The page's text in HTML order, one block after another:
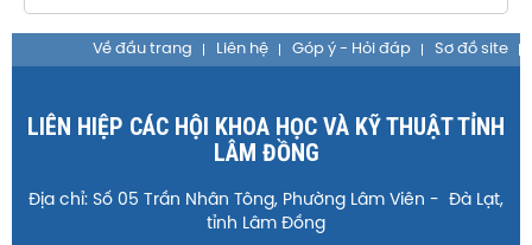
Về đầu trang Liên hệ Góp ý - Hỏi đáp Sơ đồ site
LIÊN HIỆP CÁC HỘI KHOA HỌC VÀ KỸ THUẬT TỈNH
LÂM ĐỒNG
Địa chỉ: Số 05 Trần Nhân Tông, Phường Lâm Viên - Đà Lạt,
tỉnh Lâm Đồng